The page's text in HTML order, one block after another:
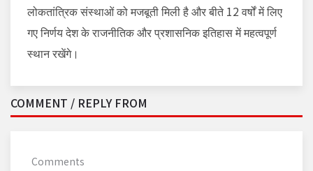
लोकतांत्रिक संस्थाओं को मजबूती मिली है और बीते 12 वर्षों में लिए
गए निर्णय देश के राजनीतिक और प्रशासनिक इतिहास में महत्वपूर्ण
स्थान रखेंगे।
COMMENT / REPLY FROM
Comments